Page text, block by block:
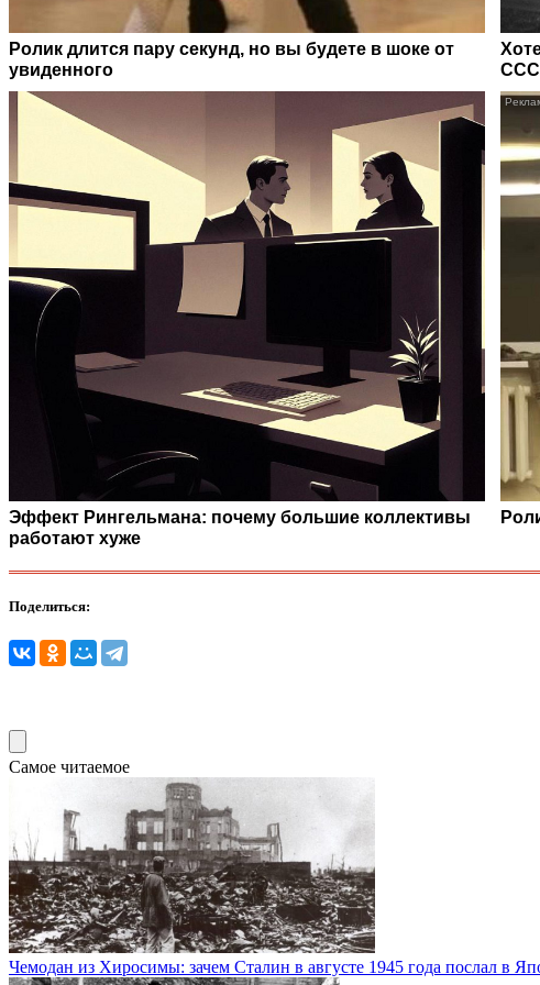
Ролик длится пару секунд, но вы будете в шоке от
увиденного
Эффект Рингельмана: почему большие коллективы
работают хуже
Поделиться:
Самое читаемое
Чемодан из Хиросимы: зачем Сталин в августе 1945 года послал в